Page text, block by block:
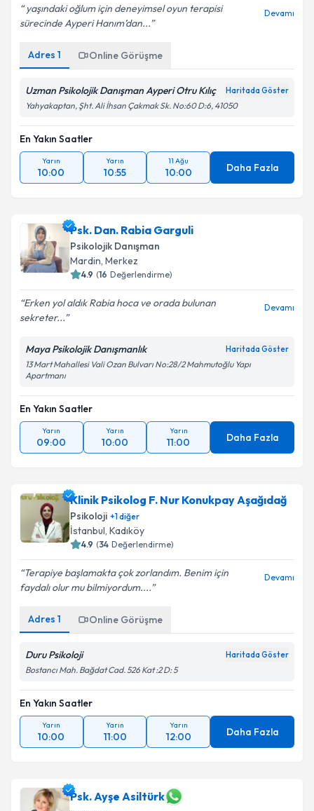
yaşındaki oğlum için deneyimsel oyun terapisi
sürecinde Ayperi Hanım’dan...
Devamı
Adres 1 Online Görüşme
Uzman Psikolojik Danışman Ayperi Otru Kılıç Haritada Göster
Yahyakaptan, Şht. Ali İhsan Çakmak Sk. No:60 D:6, 41050
En Yakın Saatler
Yarın
10:00
Yarın
10:55
11 Ağu
10:00 Daha Fazla
Psk. Dan. Rabia Garguli
Psikolojik Danışman
Mardin, Merkez
4.9 (16 Değerlendirme)
Erken yol aldık Rabia hoca ve orada bulunan
sekreter...
Devamı
Maya Psikolojik Danışmanlık Haritada Göster
13 Mart Mahallesi Vali Ozan Bulvarı No:28/2 Mahmutoğlu Yapı
Apartmanı
En Yakın Saatler
Yarın
09:00
Yarın
10:00
Yarın
11:00 Daha Fazla
Klinik Psikolog F. Nur Konukpay Aşağıdağ
Psikoloji +1diğer
İstanbul, Kadıköy
4.9 (34 Değerlendirme)
Terapiye başlamakta çok zorlandım. Benim için
faydalı olur mu bilmiyordum....
Devamı
Adres 1 Online Görüşme
Duru Psikoloji Haritada Göster
Bostancı Mah. Bağdat Cad. 526 Kat :2 D: 5
En Yakın Saatler
Yarın
10:00
Yarın
11:00
Yarın
12:00 Daha Fazla
Psk. Ayşe Asiltürk